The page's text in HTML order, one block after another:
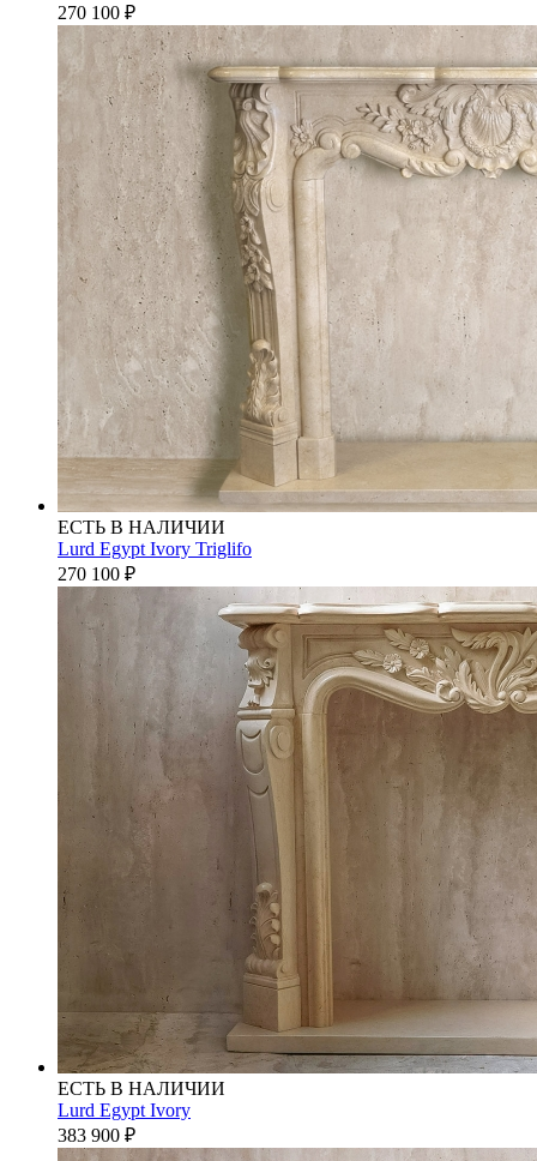
270 100 ₽
ЕСТЬ В НАЛИЧИИ
Lurd Egypt Ivory Triglifo
270 100 ₽
ЕСТЬ В НАЛИЧИИ
Lurd Egypt Ivory
383 900 ₽